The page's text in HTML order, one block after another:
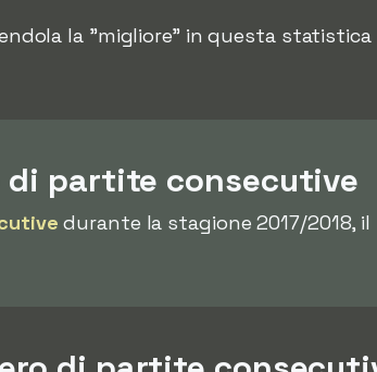
la "migliore" in questa statistica
di partite consecutive
durante la stagione 2017/2018, il